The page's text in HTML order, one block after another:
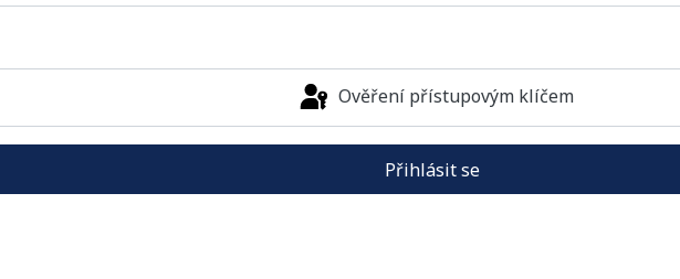
Ověření přístupovým klíčem
Přihlásit se